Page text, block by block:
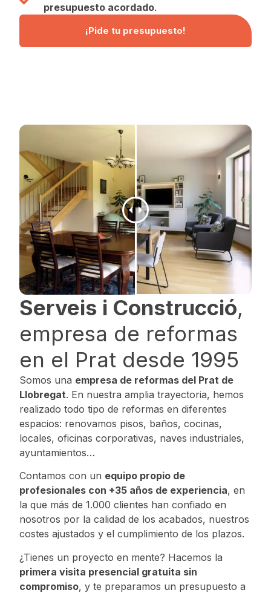
presupuesto acordado.
¡Pide tu presupuesto!
Serveis i Construcció,
empresa de reformas
en el Prat desde 1995
Somos una empresa de reformas del Prat de
Llobregat. En nuestra amplia trayectoria, hemos
realizado todo tipo de reformas en diferentes
espacios: renovamos pisos, baños, cocinas,
locales, oficinas corporativas, naves industriales,
ayuntamientos…
Contamos con un equipo propio de
profesionales con +35 años de experiencia, en
la que más de 1.000 clientes han confiado en
nosotros por la calidad de los acabados, nuestros
costes ajustados y el cumplimiento de los plazos.
¿Tienes un proyecto en mente? Hacemos la
primera visita presencial gratuita sin
compromiso, y te preparamos un presupuesto a